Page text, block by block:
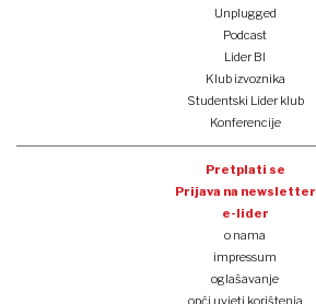
Unplugged
Podcast
Lider BI
Klub izvoznika
Studentski Lider klub
Konferencije
Pretplati se
Prijava na newsletter
e-lider
o nama
impressum
oglašavanje
opći uvjeti korištenja